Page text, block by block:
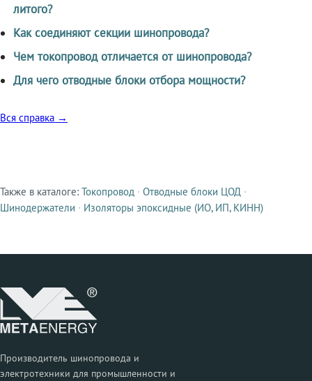
литого?
Как соединяют секции шинопровода?
Чем токопровод отличается от шинопровода?
Для чего отводные блоки отбора мощности?
Вся справка →
Смежные продукты
Также в каталоге: Токопровод · Отводные блоки ЦОД ·
Шинодержатели · Изоляторы эпоксидные (ИО, ИП, КИНН)
Производитель шинопровода и
электротехники для промышленности и